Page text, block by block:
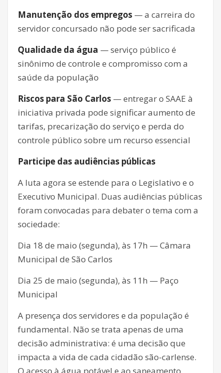
Manutenção dos empregos — a carreira do
servidor concursado não pode ser sacrificada
Qualidade da água — serviço público é
sinônimo de controle e compromisso com a
saúde da população
Riscos para São Carlos — entregar o SAAE à
iniciativa privada pode significar aumento de
tarifas, precarização do serviço e perda do
controle público sobre um recurso essencial
Participe das audiências públicas
A luta agora se estende para o Legislativo e o
Executivo Municipal. Duas audiências públicas
foram convocadas para debater o tema com a
sociedade:
Dia 18 de maio (segunda), às 17h — Câmara
Municipal de São Carlos
Dia 25 de maio (segunda), às 11h — Paço
Municipal
A presença dos servidores e da população é
fundamental. Não se trata apenas de uma
decisão administrativa: é uma decisão que
impacta a vida de cada cidadão são-carlense.